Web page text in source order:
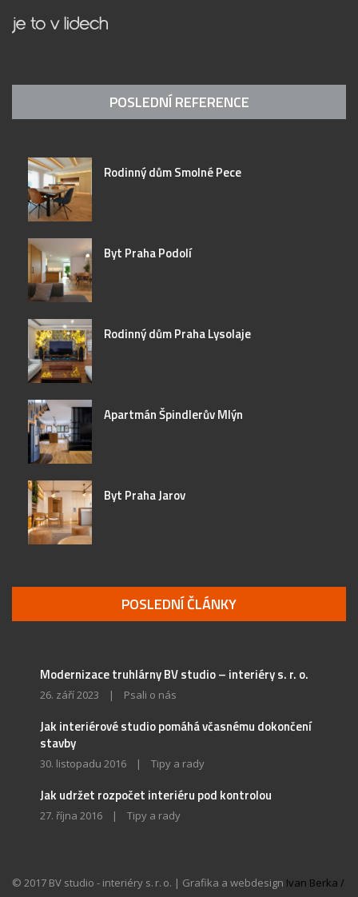
POSLEDNÍ REFERENCE
Rodinný dům Smolné Pece
Byt Praha Podolí
Rodinný dům Praha Lysolaje
Apartmán Špindlerův Mlýn
Byt Praha Jarov
POSLEDNÍ ČLÁNKY
Modernizace truhlárny BV studio – interiéry s. r. o.
26. září 2023 | Psali o nás
Jak interiérové studio pomáhá včasnému dokončení
stavby
30. listopadu 2016 | Tipy a rady
Jak udržet rozpočet interiéru pod kontrolou
27. října 2016 | Tipy a rady
© 2017 BV studio - interiéry s. r. o. | Grafika a webdesign Ivan Berka /